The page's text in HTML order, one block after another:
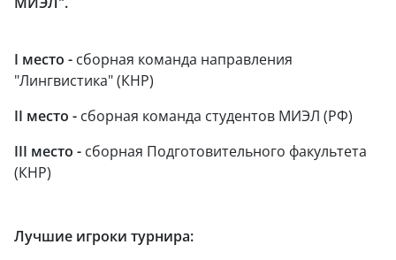
I место - сборная команда направления
"Лингвистика" (КНР)
II место - сборная команда студентов МИЭЛ (РФ)
III место - сборная Подготовительного факультета
(КНР)
Лучшие игроки турнира: